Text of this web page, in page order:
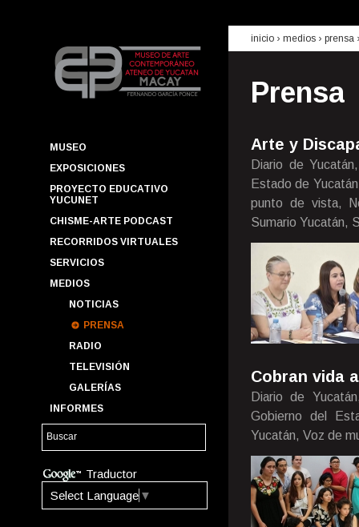
MUSEO
EXPOSICIONES
PROYECTO EDUCATIVO
YUCUNET
CHISME-ARTE PODCAST
RECORRIDOS VIRTUALES
SERVICIOS
MEDIOS
NOTICIAS
PRENSA
RADIO
TELEVISIÓN
GALERÍAS
INFORMES
Traductor
Select Language ▼
inicio › medios › prensa
Prensa
Arte y
Diario de
Estado de
punto de vista,
Sumario Yucatán,
Cobran vida
Diario de
Gobierno del
Yucatán, Voz de